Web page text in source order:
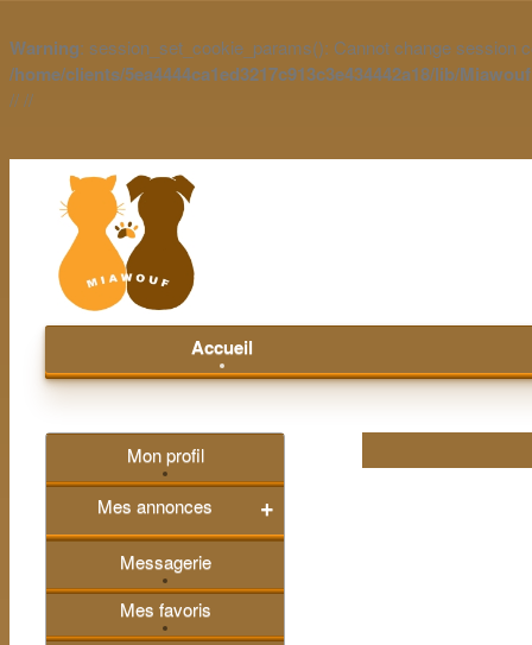
Warning: session_set_cookie_params(): Cannot change session
/home/clients/5ea4444ca1ed3217c913c3e434442a18/lib/
////
Accueil
Mon profil
Mes annonces
Vente/Adoption...
Perdu/Trouvé...
Messagerie
Mes favoris